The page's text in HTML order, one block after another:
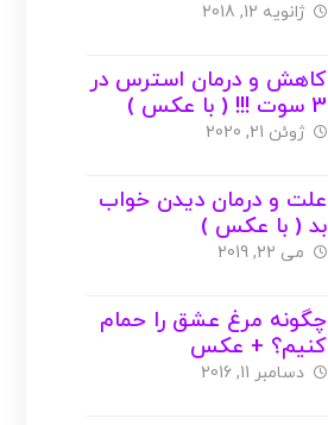
ژانویه 12, 2018
کاهش و درمان استرس در
3 سوت !!! ( با عکس )
ژوئن 21, 2020
علت و درمان دیدن خواب
بد ( با عکس )
می 22, 2019
چگونه مرغ عشق را حمام
کنیم؟ + عکس
دسامبر 11, 2016